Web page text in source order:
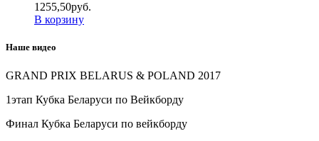
1255,50руб.
В корзину
Наше видео
GRAND PRIX BELARUS & POLAND 2017
1этап Кубка Беларуси по Вейкборду
Финал Кубка Беларуси по вейкборду